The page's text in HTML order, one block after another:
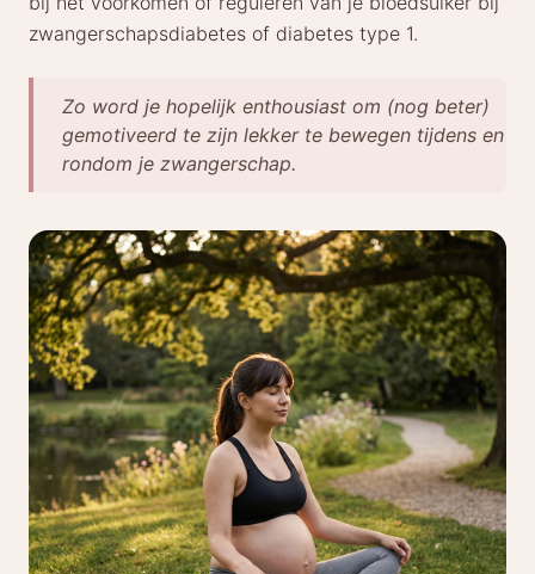
zwangerschapsdiabetes of diabetes type 1.
Zo word je hopelijk enthousiast om (nog beter)
gemotiveerd te zijn lekker te bewegen tijdens en
rondom je zwangerschap.